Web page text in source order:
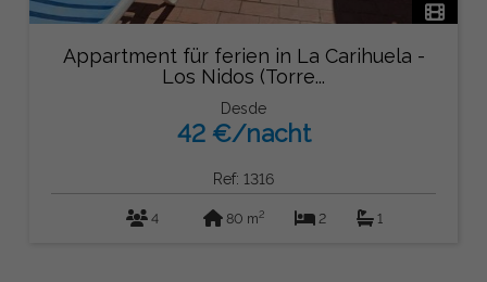
Appartment für ferien in La Carihuela -
Los Nidos (Torre...
Desde
42 €/nacht
Ref: 1316
4 80 m2 2 1